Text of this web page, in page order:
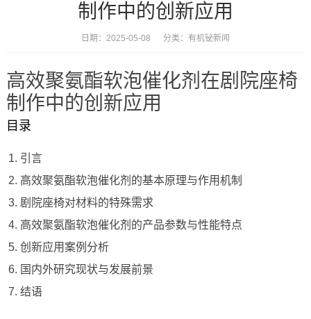
制作中的创新应用
日期：2025-05-08 分类： 有机铋新闻
高效聚氨酯软泡催化剂在剧院座椅
制作中的创新应用
目录
引言
高效聚氨酯软泡催化剂的基本原理与作用机制
剧院座椅对材料的特殊需求
高效聚氨酯软泡催化剂的产品参数与性能特点
创新应用案例分析
国内外研究现状与发展前景
结语